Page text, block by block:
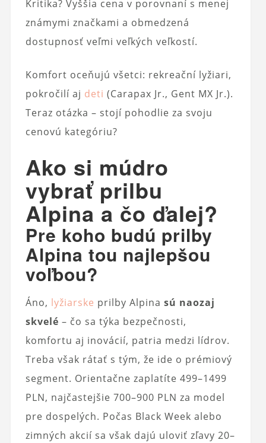
Kritika? Vyššia cena v porovnaní s menej
známymi značkami a obmedzená
dostupnosť veľmi veľkých veľkostí.
Komfort oceňujú všetci: rekreační lyžiari,
pokročilí aj deti (Carapax Jr., Gent MX Jr.).
Teraz otázka – stojí pohodlie za svoju
cenovú kategóriu?
Ako si múdro
vybrať prilbu
Alpina a čo ďalej?
Pre koho budú prilby
Alpina tou najlepšou
voľbou?
Áno, lyžiarske prilby Alpina sú naozaj
skvelé – čo sa týka bezpečnosti,
komfortu aj inovácií, patria medzi lídrov.
Treba však rátať s tým, že ide o prémiový
segment. Orientačne zaplatíte 499–1499
PLN, najčastejšie 700–900 PLN za model
pre dospelých. Počas Black Week alebo
zimných akcií sa však dajú uloviť zľavy 20–